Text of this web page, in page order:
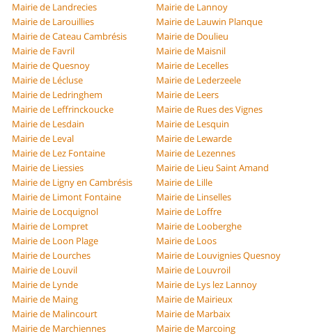
Mairie de Landrecies
Mairie de Lannoy
Mairie de Larouillies
Mairie de Lauwin Planque
Mairie de Cateau Cambrésis
Mairie de Doulieu
Mairie de Favril
Mairie de Maisnil
Mairie de Quesnoy
Mairie de Lecelles
Mairie de Lécluse
Mairie de Lederzeele
Mairie de Ledringhem
Mairie de Leers
Mairie de Leffrinckoucke
Mairie de Rues des Vignes
Mairie de Lesdain
Mairie de Lesquin
Mairie de Leval
Mairie de Lewarde
Mairie de Lez Fontaine
Mairie de Lezennes
Mairie de Liessies
Mairie de Lieu Saint Amand
Mairie de Ligny en Cambrésis
Mairie de Lille
Mairie de Limont Fontaine
Mairie de Linselles
Mairie de Locquignol
Mairie de Loffre
Mairie de Lompret
Mairie de Looberghe
Mairie de Loon Plage
Mairie de Loos
Mairie de Lourches
Mairie de Louvignies Quesnoy
Mairie de Louvil
Mairie de Louvroil
Mairie de Lynde
Mairie de Lys lez Lannoy
Mairie de Maing
Mairie de Mairieux
Mairie de Malincourt
Mairie de Marbaix
Mairie de Marchiennes
Mairie de Marcoing